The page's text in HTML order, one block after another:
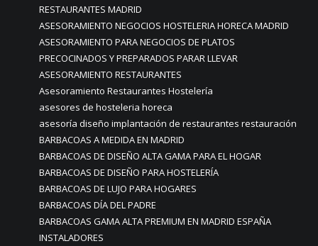
RESTAURANTES MADRID
ASESORAMIENTO NEGOCIOS HOSTELERIA HORECA MADRID
ASESORAMIENTO PARA NEGOCIOS DE PLATOS
PRECOCINADOS Y PREPARADOS PARAR LLEVAR
ASESORAMIENTO RESTAURANTES
Asesoramiento Restaurantes Hostelería
asesores de hosteleria horeca
asesoría diseño implantación de restaurantes restauración
BARBACOAS A MEDIDA EN MADRID
BARBACOAS DE DISEÑO ALTA GAMA PARA EL HOGAR
BARBACOAS DE DISEÑO PARA HOSTELERÍA
BARBACOAS DE LUJO PARA HOGARES
BARBACOAS DÍA DEL PADRE
BARBACOAS GAMA ALTA PREMIUM EN MADRID ESPAÑA
INSTALADORES